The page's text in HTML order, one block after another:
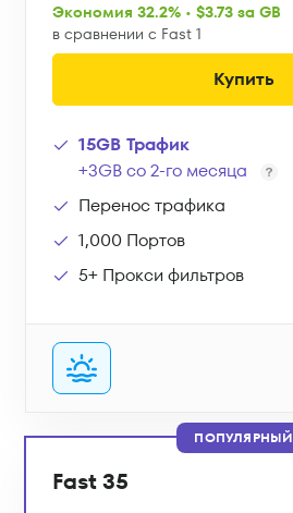
Экономия 32.2% • $3.73 за GB
в сравнении с Fast 1
Купить
15GB Трафик
+3GB со 2-го месяца
Перенос трафика
1,000 Портов
5+ Прокси фильтров
ПОПУЛЯРНЫЙ
Fast 35